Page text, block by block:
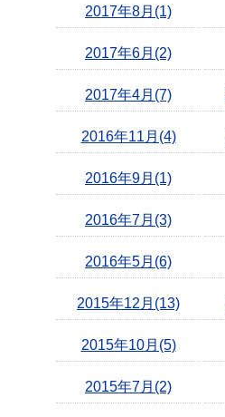
2017年8月(1)
2017年6月(2)
2017年4月(7)
2016年11月(4)
2016年9月(1)
2016年7月(3)
2016年5月(6)
2015年12月(13)
2015年10月(5)
2015年7月(2)